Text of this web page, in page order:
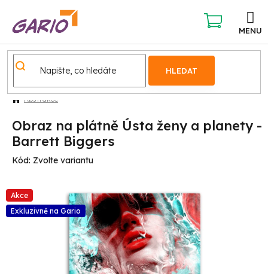
obsah
HLEDAT
NÁKUPNÍ
KOŠÍK
Abstrakce
Obraz na plátně Ústa ženy a planety -
Barrett Biggers
Kód: Zvolte variantu
Akce
Exkluzivně na Gario